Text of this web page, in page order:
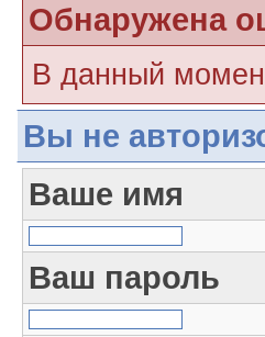
Обнаружена
В данный
Вы не
Ваше имя
Ваш пароль